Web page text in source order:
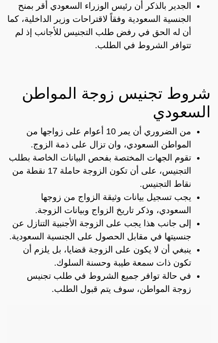
الجدير بالذكر أن رئيس الوزراء السعودي أقر بمنح
الجنسية السعودية وفقاً لاقتراحات وزير الداخلية، كما
أن له الحق في رفض طلب التجنيس للأجانب إذ لم
تتوافر الشروط في الطلب.
شروط تجنيس زوجة المواطن
السعودي
من الضروري أن يمر 10 أعوام على زواجها من
المواطن السعودي، وان تزال على ذمة الزوج.
تقوم الجهات المختصة بفحص البيانات الخاصة بطلب
التجنيس، على أن تكون الزوجة حاملة 17 نقطة من
نقاط التجنيس.
يجب تسجيل بيانات وثيقة الزواج من زوجها
السعودي، وذكر تاريخ الزواج وبيانات الزوجة.
إلى جانب هذا يجب على الزوجة الأجنبية التنازل عن
جنسيتها في مقابل الحصول على الجنسية السعودية.
ينبغي أن لا يكون على الزوجة قضايا، بل يلزم أن
تكون ذات سمعة طيبة وحسنة السلوك.
في حالة توافر جميع الشروط في طلب تجنيس
زوجة المواطن، سوف يتم قبول الطلب.